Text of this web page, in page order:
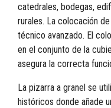
catedrales, bodegas,
rurales. La colocación
técnico avanzado. El
en el conjunto de la
asegura la correcta
La pizarra a granel se
históricos donde añade